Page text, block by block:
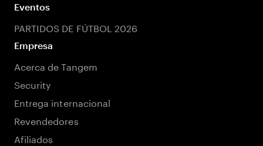
Eventos
PARTIDOS DE FÚTBOL 2026
Empresa
Acerca de Tangem
Security
Entrega internacional
Revendedores
Afiliados